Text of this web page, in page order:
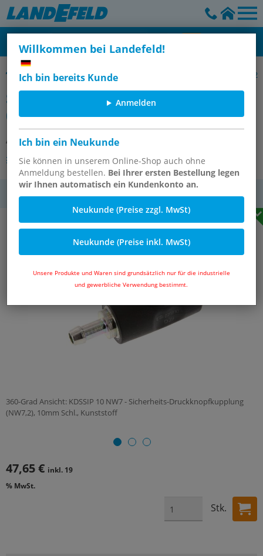
Willkommen bei Landefeld!
Ich bin bereits Kunde
Anmelden
Ich bin ein Neukunde
Sie können in unserem Online-Shop auch ohne
Anmeldung bestellen. Bei Ihrer ersten Bestellung legen
wir Ihnen automatisch ein Kundenkonto an.
Neukunde (Preise zzgl. MwSt)
Neukunde (Preise inkl. MwSt)
Unsere Produkte und Waren sind grundsätzlich nur für die industrielle
und gewerbliche Verwendung bestimmt.
Sicherheits-Druckknopfkupplungsdosen mit Schlauchtülle, NW 7,2
Sicherheits-Druckknopfkupplung
(NW7,2), 10mm Schl., Kunststoff
Artikelnummer: KDSSIP 10 NW7
Andere Varianten des Artikels
MwSt.
360-Grad Ansicht: KDSSIP 10 NW7 - Sicherheits-Druckknopfkupplung
(NW7,2), 10mm Schl., Kunststoff
47,65 € inkl. 19
% MwSt.
Stk.